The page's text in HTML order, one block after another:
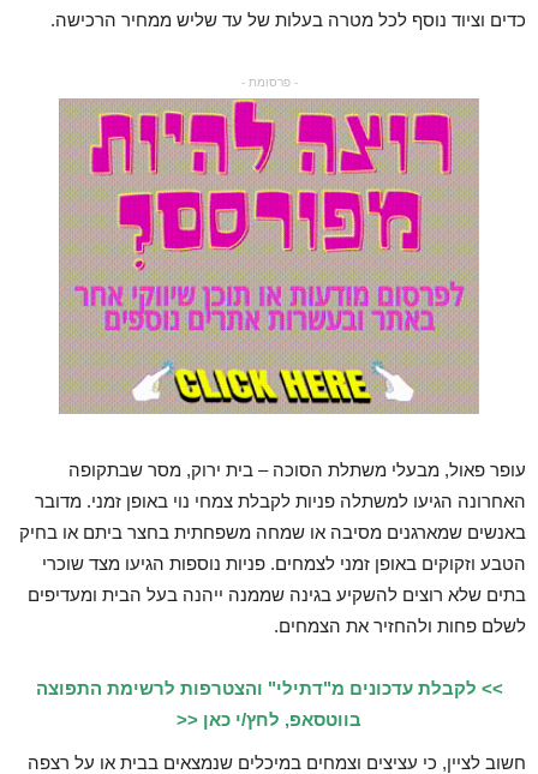
כדים וציוד נוסף לכל מטרה בעלות של עד שליש ממחיר הרכישה.
- פרסומת -
עופר פאול, מבעלי משתלת הסוכה – בית ירוק, מסר שבתקופה
האחרונה הגיעו למשתלה פניות לקבלת צמחי נוי באופן זמני. מדובר
באנשים שמארגנים מסיבה או שמחה משפחתית בחצר ביתם או בחיק
הטבע וזקוקים באופן זמני לצמחים. פניות נוספות הגיעו מצד שוכרי
בתים שלא רוצים להשקיע בגינה שממנה ייהנה בעל הבית ומעדיפים
לשלם פחות ולהחזיר את הצמחים.
>> לקבלת עדכונים מ"דתילי" והצטרפות לרשימת התפוצה
בווטסאפ, לחץ/י כאן <<
חשוב לציין, כי עציצים וצמחים במיכלים שנמצאים בבית או על רצפה